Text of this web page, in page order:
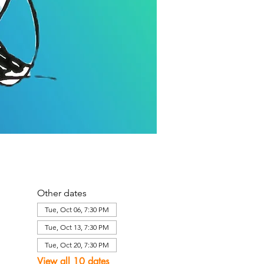
Other dates
Tue, Oct 06, 7:30 PM
Tue, Oct 13, 7:30 PM
Tue, Oct 20, 7:30 PM
View all 10 dates